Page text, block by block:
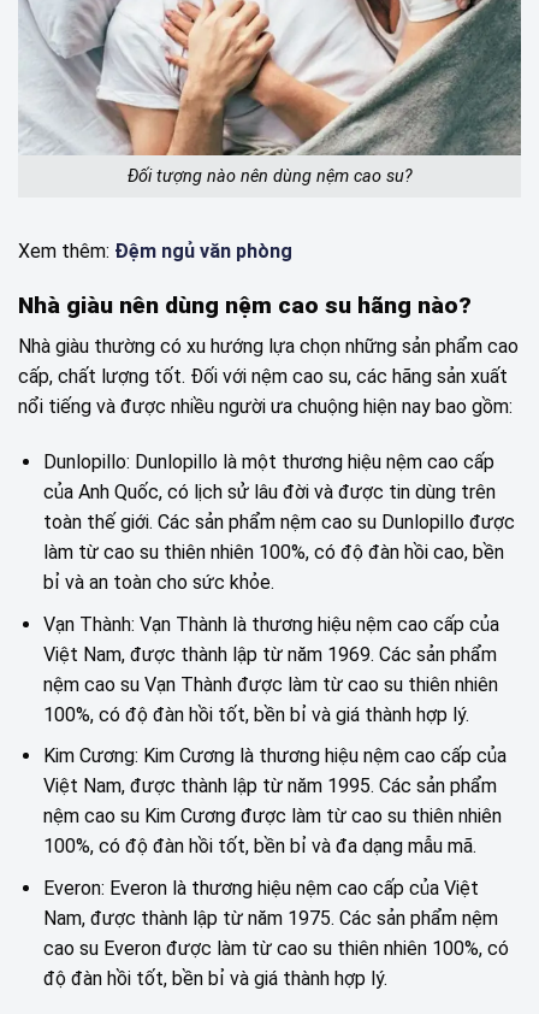
Đối tượng nào nên dùng nệm cao su?
Xem thêm: Đệm ngủ văn phòng
Nhà giàu nên dùng nệm cao su hãng nào?
Nhà giàu thường có xu hướng lựa chọn những sản phẩm cao
cấp, chất lượng tốt. Đối với nệm cao su, các hãng sản xuất
nổi tiếng và được nhiều người ưa chuộng hiện nay bao gồm:
Dunlopillo: Dunlopillo là một thương hiệu nệm cao cấp
của Anh Quốc, có lịch sử lâu đời và được tin dùng trên
toàn thế giới. Các sản phẩm nệm cao su Dunlopillo được
làm từ cao su thiên nhiên 100%, có độ đàn hồi cao, bền
bỉ và an toàn cho sức khỏe.
Vạn Thành: Vạn Thành là thương hiệu nệm cao cấp của
Việt Nam, được thành lập từ năm 1969. Các sản phẩm
nệm cao su Vạn Thành được làm từ cao su thiên nhiên
100%, có độ đàn hồi tốt, bền bỉ và giá thành hợp lý.
Kim Cương: Kim Cương là thương hiệu nệm cao cấp của
Việt Nam, được thành lập từ năm 1995. Các sản phẩm
nệm cao su Kim Cương được làm từ cao su thiên nhiên
100%, có độ đàn hồi tốt, bền bỉ và đa dạng mẫu mã.
Everon: Everon là thương hiệu nệm cao cấp của Việt
Nam, được thành lập từ năm 1975. Các sản phẩm nệm
cao su Everon được làm từ cao su thiên nhiên 100%, có
độ đàn hồi tốt, bền bỉ và giá thành hợp lý.